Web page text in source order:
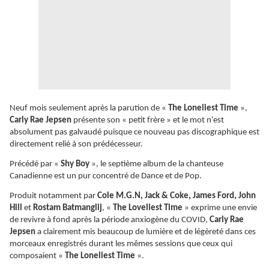
Neuf mois seulement après la parution de « The Loneliest Time »,
Carly Rae Jepsen présente son « petit frère » et le mot n’est
absolument pas galvaudé puisque ce nouveau pas discographique est
directement relié à son prédécesseur.
Précédé par « Shy Boy », le septième album de la chanteuse
Canadienne est un pur concentré de Dance et de Pop.
Produit notamment par Cole M.G.N, Jack & Coke, James Ford, John
Hill et Rostam Batmanglij, « The Loveliest Time » exprime une envie
de revivre à fond après la période anxiogène du COVID, Carly Rae
Jepsen a clairement mis beaucoup de lumière et de légèreté dans ces
morceaux enregistrés durant les mêmes sessions que ceux qui
composaient « The Loneliest Time ».